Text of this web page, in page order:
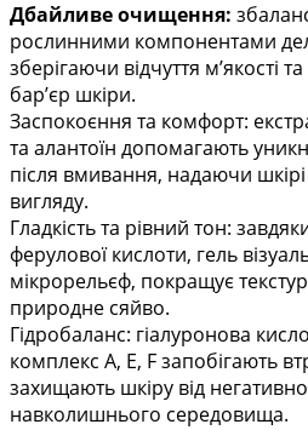
Дбайливе очищення:
рослинними компонентами
зберігаючи відчуття м’якості
бар’єр шкіри.
Заспокоєння та комфорт:
та алантоїн допомагають
після вмивання, надаючи
вигляду.
Гладкість та рівний тон:
ферулової кислоти, гель
мікрорельєф, покращує
природне сяйво.
Гідробаланс: гіалуронова
комплекс A, E, F запобігають
захищають шкіру від
навколишнього середовища.